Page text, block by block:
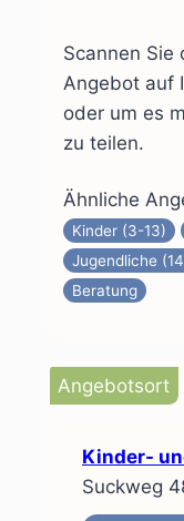
Scannen Sie
Angebot auf
oder um es
zu teilen.
Ähnliche
Kinder (3-13)
Jugendliche
Beratung
Angebotsort
Kinder-
Suckweg